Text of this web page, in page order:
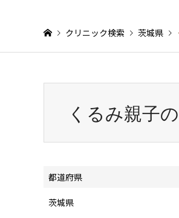
クリニック検索 茨城県
くるみ親子
都道府県
茨城県